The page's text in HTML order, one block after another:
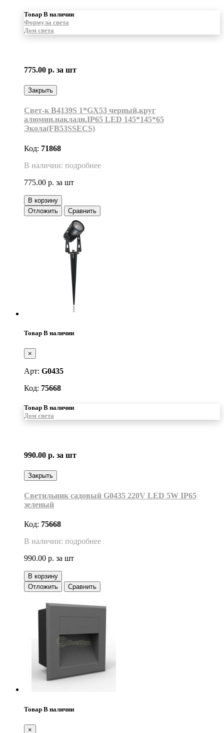
Товар В наличии
Формула света
Дом света
775.00 р. за шт
Закрыть
Свет-к B4139S 1*GX53 черный,круг
алюмин.накладн.IP65 LED 145*145*65
Экола(FB53SSECS)
Код: 71868
В наличии: подробнее
775.00 р. за шт
В корзину
Отложить
Сравнить
Товар В наличии
×
Арт: G0435
Код: 75668
Товар В наличии
Дом света
990.00 р. за шт
Закрыть
Светильник садовый G0435 220V LED 5W IP65
зеленый
Код: 75668
В наличии: подробнее
990.00 р. за шт
В корзину
Отложить
Сравнить
Товар В наличии
×